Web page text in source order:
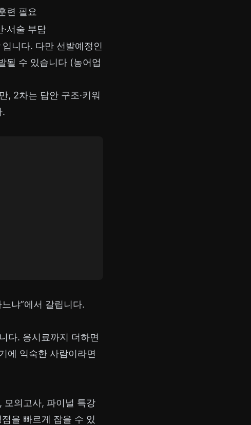
련 필요
·서술 부담
입니다. 다만 선발예정인
될 수 있습니다 (농어업
, 2차는 답안 구조·키워
.
냐”에서 갈립니다.
다. 응시료까지 더하면
에 익숙한 사람이라면
모의고사, 파이널 특강
을 빠르게 잡을 수 있